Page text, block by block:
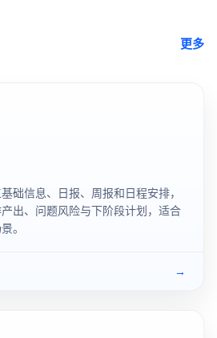
更多
础信息、日报、周报和日程安排，
出、问题风险与下阶段计划，适合
。
→